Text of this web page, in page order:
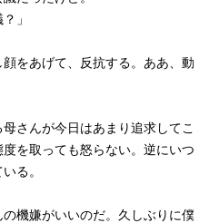
」
をあげて、反抗する。ああ、動
さんが今日はあまり追求してこ
を取っても怒らない。逆にいつ
る。
機嫌がいいのだ。久しぶりに僕